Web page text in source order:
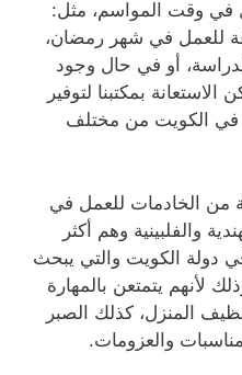
في وقت المواسم، مثل:
للعمل في شهر رمضان،
أو في حال وجود
بمكتبنا لتوفير
الكويت من مختلف
من الخادمات للعمل في
والفلبينية وهم أكثر
دولة الكويت والتي يبحث
لأنهم يتمتعن بالمهارة
المنزل، كذلك الصبر
والعزومات.